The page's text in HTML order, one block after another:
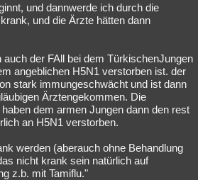
und dannwerde ich durch die
und die Ärzte hätten dann
der FAll bei dem TürkischenJungen
angeblichen H5N1 verstorben ist. der
stark immungeschwächt und ist dann
Ärztengekommen. Die
dem armen Jungen dann den rest
an H5N1 verstorben.
werden (aberauch ohne Behandlung
nicht krank sein natürlich auf
z.b. mit Tamiflu."